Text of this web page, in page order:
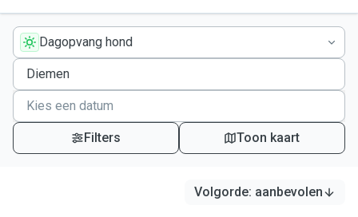
Dagopvang hond
Filters Toon kaart
Volgorde: aanbevolen